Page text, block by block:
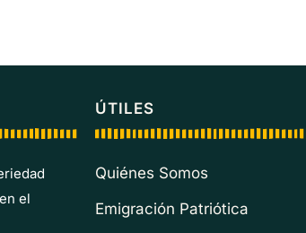
el
ÚTILES
Quiénes Somos
Emigración Patriótica